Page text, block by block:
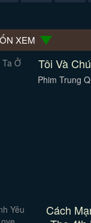
XEM
Tôi Và
Phim Trung
Cách